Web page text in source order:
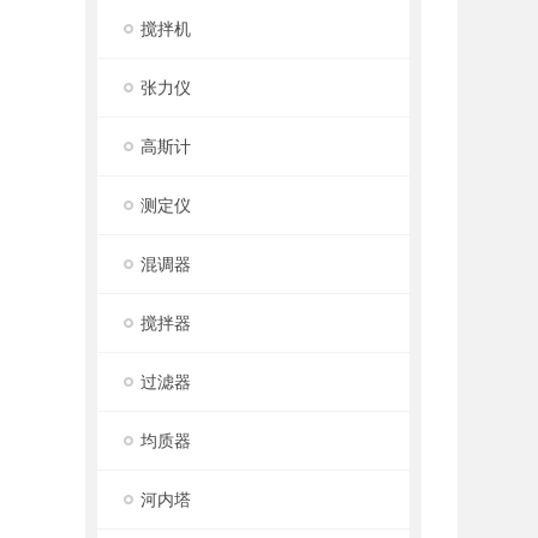
搅拌机
张力仪
高斯计
测定仪
混调器
搅拌器
过滤器
均质器
河内塔